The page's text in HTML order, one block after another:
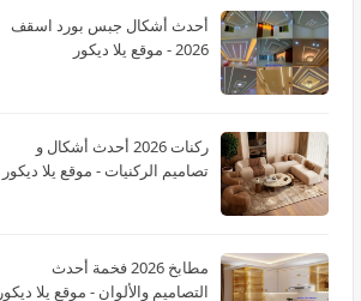
أحدث أشكال جبس بورد اسقف
2026 - موقع يلا ديكور
ركنات 2026 أحدث أشكال و
تصاميم الركنيات - موقع يلا ديكور
مطابخ 2026 فخمة أحدث
التصاميم والألوان - موقع يلا ديكور